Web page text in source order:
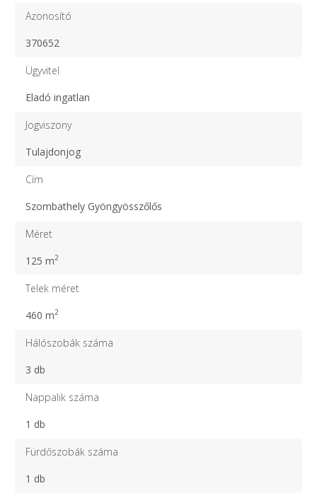
Azonosító
370652
Ügyvitel
Eladó ingatlan
Jogviszony
Tulajdonjog
Cím
Szombathely Gyöngyösszőlős
Méret
125 m2
Telek méret
460 m2
Hálószobák száma
3 db
Nappalik száma
1 db
Fürdőszobák száma
1 db